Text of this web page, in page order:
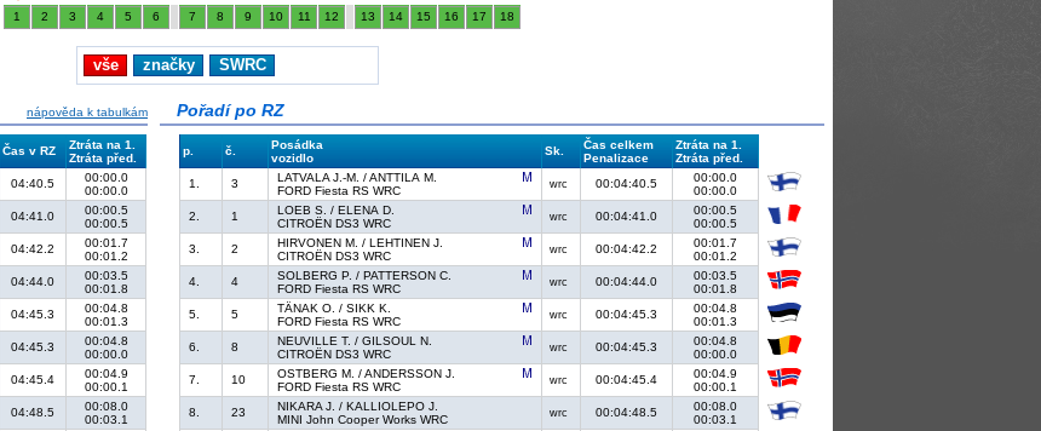
1 2 3 4 5 6 7 8 9 10 11 12 13 14 15 16 17 18
vše značky SWRC
nápověda k tabulkám
Čas v RZ
Ztráta na 1.
Ztráta před.
04:40.5
00:00.0
00:00.0
04:41.0
00:00.5
00:00.5
04:42.2
00:01.7
00:01.2
04:44.0
00:03.5
00:01.8
04:45.3
00:04.8
00:01.3
04:45.3
00:04.8
00:00.0
04:45.4
00:04.9
00:00.1
04:48.5
00:08.0
00:03.1
Pořadí po RZ
p. č.
Posádka
vozidlo
Sk.
Čas celkem
Penalizace
Ztráta na 1.
Ztráta před.
1.
3
LATVALA J.-M. / ANTTILA M.
FORD Fiesta RS WRC
wrc 00:04:40.5
00:00.0
00:00.0
2.
1
LOEB S. / ELENA D.
CITROËN DS3 WRC
wrc 00:04:41.0
00:00.5
00:00.5
3.
2
HIRVONEN M. / LEHTINEN J.
CITROËN DS3 WRC
wrc 00:04:42.2
00:01.7
00:01.2
4.
4
SOLBERG P. / PATTERSON C.
FORD Fiesta RS WRC
wrc 00:04:44.0
00:03.5
00:01.8
5.
5
TÄNAK O. / SIKK K.
FORD Fiesta RS WRC
wrc 00:04:45.3
00:04.8
00:01.3
6.
8
NEUVILLE T. / GILSOUL N.
CITROËN DS3 WRC
wrc 00:04:45.3
00:04.8
00:00.0
7.
10
OSTBERG M. / ANDERSSON J.
FORD Fiesta RS WRC
wrc 00:04:45.4
00:04.9
00:00.1
8.
23
NIKARA J. / KALLIOLEPO J.
MINI John Cooper Works WRC
wrc 00:04:48.5
00:08.0
00:03.1